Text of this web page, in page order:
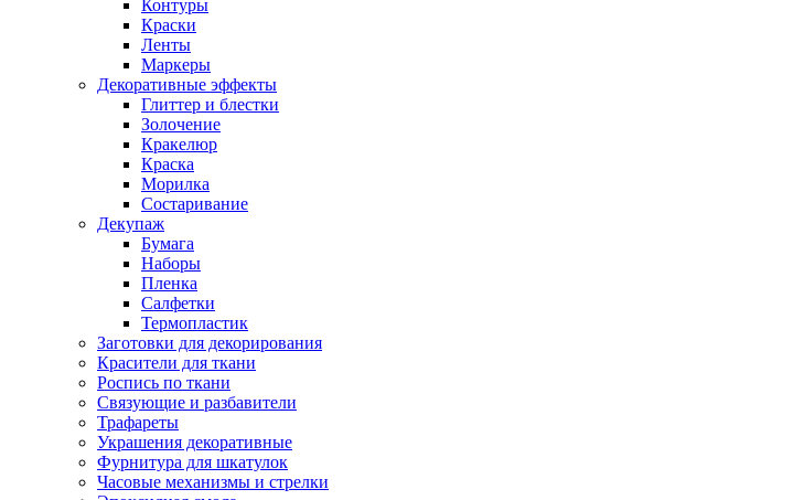
Контуры
Краски
Ленты
Маркеры
Декоративные эффекты
Глиттер и блестки
Золочение
Кракелюр
Краска
Морилка
Состаривание
Декупаж
Бумага
Наборы
Пленка
Салфетки
Термопластик
Заготовки для декорирования
Красители для ткани
Роспись по ткани
Связующие и разбавители
Трафареты
Украшения декоративные
Фурнитура для шкатулок
Часовые механизмы и стрелки